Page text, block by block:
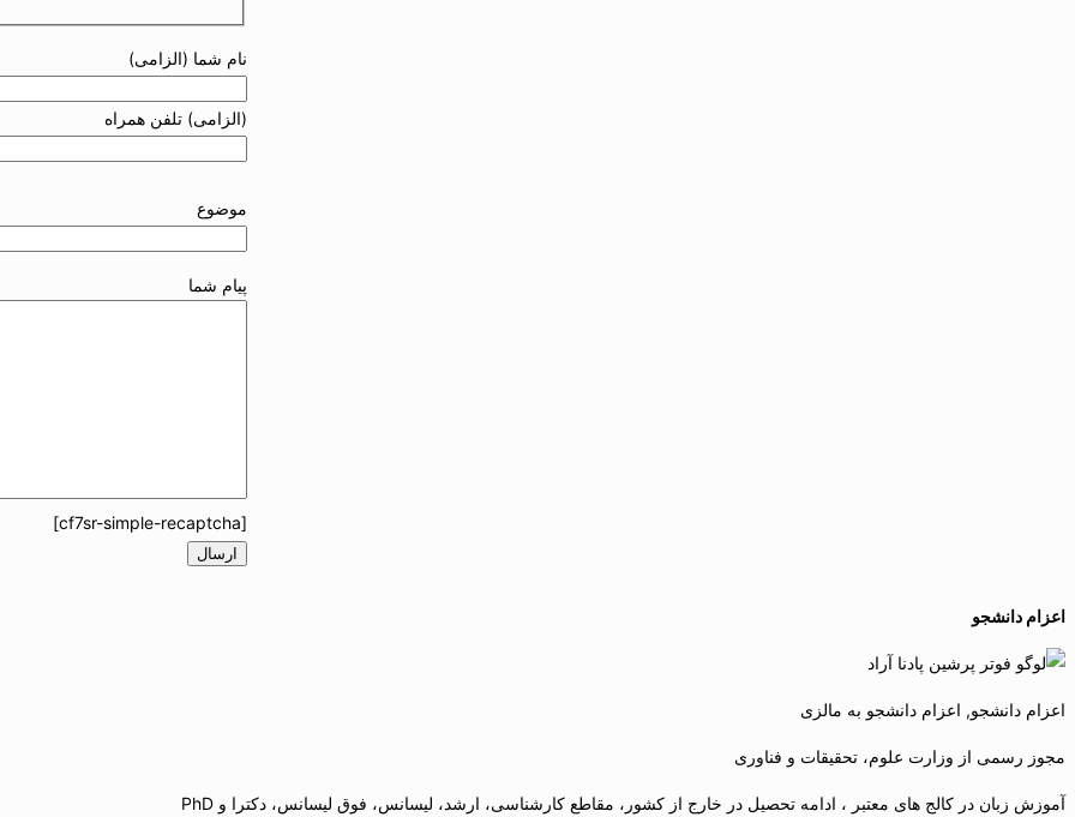
نام شما (الزامی)
(الزامی) تلفن همراه
موضوع
پیام شما
[cf7sr-simple-recaptcha]
اعزام دانشجو
اعزام دانشجو, اعزام دانشجو به مالزی
مجوز رسمی از وزارت علوم، تحقیقات و فناوری
آموزش زبان در کالج های معتبر ، ادامه تحصیل در خارج از کشور، مقاطع کارشناسی، ارشد، لیسانس، فوق لیسانس، دکترا و PhD